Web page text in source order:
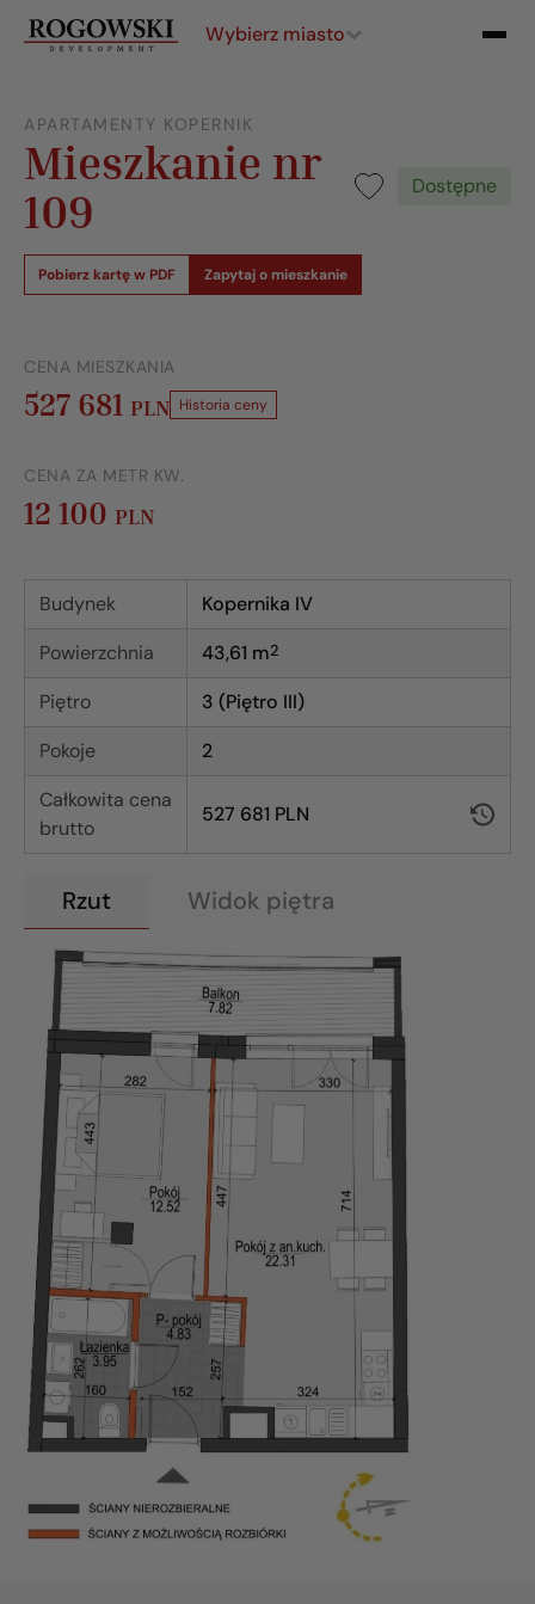
Wybierz miasto
APARTAMENTY KOPERNIK
Mieszkanie nr
109
Dostępne
Pobierz kartę w PDF Zapytaj o mieszkanie
CENA MIESZKANIA
527 681 PLN Historia ceny
CENA ZA METR KW.
12 100 PLN
Budynek
Kopernika IV
Powierzchnia
43,61 m2
Piętro
3 (Piętro III)
Pokoje
2
Całkowita cena
brutto
527 681 PLN
Rzut Widok piętra